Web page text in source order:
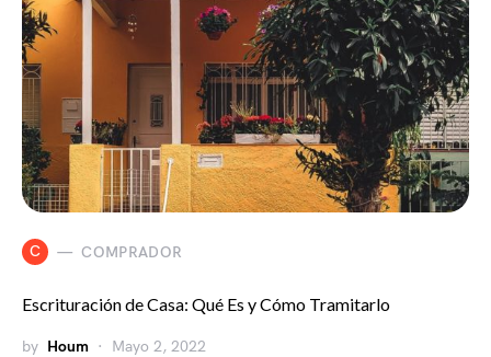
C COMPRADOR
Escrituración de Casa: Qué Es y Cómo Tramitarlo
by Houm Mayo 2, 2022